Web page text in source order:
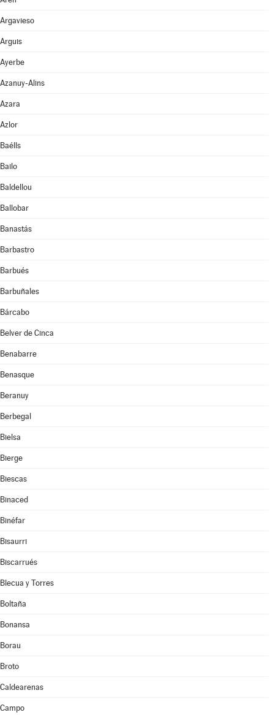
Argavieso
Arguis
Ayerbe
Azanuy-Alins
Azara
Azlor
Baélls
Bailo
Baldellou
Ballobar
Banastás
Barbastro
Barbués
Barbuñales
Bárcabo
Belver de Cinca
Benabarre
Benasque
Beranuy
Berbegal
Bielsa
Bierge
Biescas
Binaced
Binéfar
Bisaurri
Biscarrués
Blecua y Torres
Boltaña
Bonansa
Borau
Broto
Caldearenas
Campo